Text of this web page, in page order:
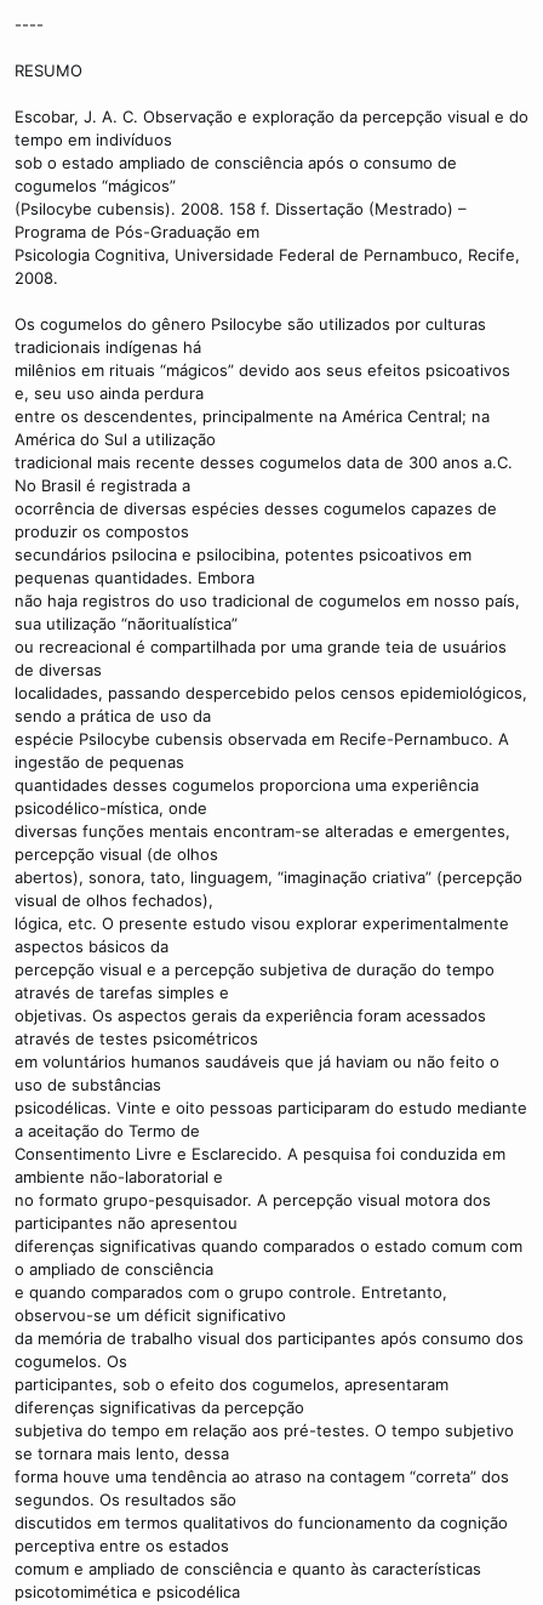
----
RESUMO
Escobar, J. A. C. Observação e exploração da percepção visual e do
tempo em indivíduos
sob o estado ampliado de consciência após o consumo de
cogumelos “mágicos”
(Psilocybe cubensis). 2008. 158 f. Dissertação (Mestrado) –
Programa de Pós-Graduação em
Psicologia Cognitiva, Universidade Federal de Pernambuco, Recife,
2008.
Os cogumelos do gênero Psilocybe são utilizados por culturas
tradicionais indígenas há
milênios em rituais “mágicos” devido aos seus efeitos psicoativos
e, seu uso ainda perdura
entre os descendentes, principalmente na América Central; na
América do Sul a utilização
tradicional mais recente desses cogumelos data de 300 anos a.C.
No Brasil é registrada a
ocorrência de diversas espécies desses cogumelos capazes de
produzir os compostos
secundários psilocina e psilocibina, potentes psicoativos em
pequenas quantidades. Embora
não haja registros do uso tradicional de cogumelos em nosso país,
sua utilização “nãoritualística”
ou recreacional é compartilhada por uma grande teia de usuários
de diversas
localidades, passando despercebido pelos censos epidemiológicos,
sendo a prática de uso da
espécie Psilocybe cubensis observada em Recife-Pernambuco. A
ingestão de pequenas
quantidades desses cogumelos proporciona uma experiência
psicodélico-mística, onde
diversas funções mentais encontram-se alteradas e emergentes,
percepção visual (de olhos
abertos), sonora, tato, linguagem, “imaginação criativa” (percepção
visual de olhos fechados),
lógica, etc. O presente estudo visou explorar experimentalmente
aspectos básicos da
percepção visual e a percepção subjetiva de duração do tempo
através de tarefas simples e
objetivas. Os aspectos gerais da experiência foram acessados
através de testes psicométricos
em voluntários humanos saudáveis que já haviam ou não feito o
uso de substâncias
psicodélicas. Vinte e oito pessoas participaram do estudo mediante
a aceitação do Termo de
Consentimento Livre e Esclarecido. A pesquisa foi conduzida em
ambiente não-laboratorial e
no formato grupo-pesquisador. A percepção visual motora dos
participantes não apresentou
diferenças significativas quando comparados o estado comum com
o ampliado de consciência
e quando comparados com o grupo controle. Entretanto,
observou-se um déficit significativo
da memória de trabalho visual dos participantes após consumo dos
cogumelos. Os
participantes, sob o efeito dos cogumelos, apresentaram
diferenças significativas da percepção
subjetiva do tempo em relação aos pré-testes. O tempo subjetivo
se tornara mais lento, dessa
forma houve uma tendência ao atraso na contagem “correta” dos
segundos. Os resultados são
discutidos em termos qualitativos do funcionamento da cognição
perceptiva entre os estados
comum e ampliado de consciência e quanto às características
psicotomimética e psicodélica